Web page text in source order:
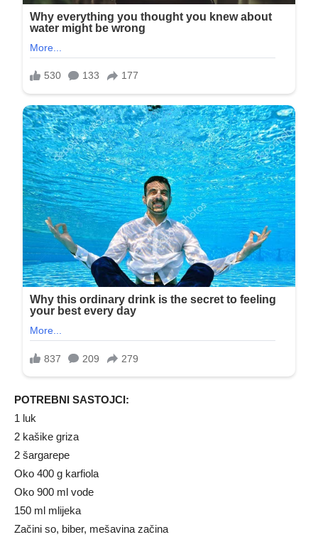
POTREBNI SASTOJCI:
1 luk
2 kašike griza
2 šargarepe
Oko 400 g karfiola
Oko 900 ml vode
150 ml mlijeka
Začini so, biber, mešavina začina